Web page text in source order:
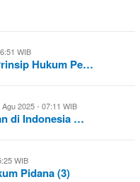
WIB
Hukum Pe…
Agu 2025 - 07:11 WIB
di Indonesia …
WIB
Pidana (3)